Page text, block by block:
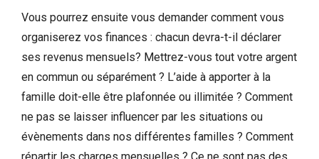
Vous pourrez ensuite vous demander comment vous
organiserez vos finances : chacun devra-t-il déclarer
ses revenus mensuels? Mettrez-vous tout votre argent
en commun ou séparément ? L’aide à apporter à la
famille doit-elle être plafonnée ou illimitée ? Comment
ne pas se laisser influencer par les situations ou
évènements dans nos différentes familles ? Comment
répartir les charges mensuelles ? Ce ne sont pas des